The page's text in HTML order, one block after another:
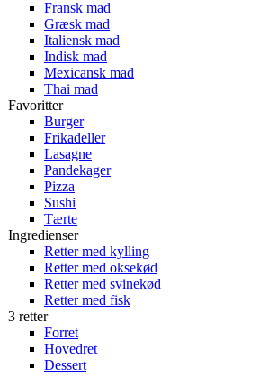
Fransk mad
Græsk mad
Italiensk mad
Indisk mad
Mexicansk mad
Thai mad
Favoritter
Burger
Frikadeller
Lasagne
Pandekager
Pizza
Sushi
Tærte
Ingredienser
Retter med kylling
Retter med oksekød
Retter med svinekød
Retter med fisk
3 retter
Forret
Hovedret
Dessert